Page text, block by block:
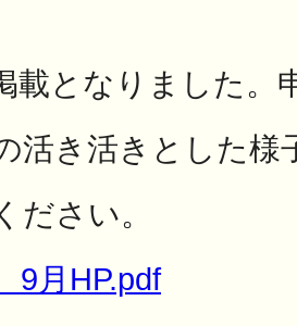
載となりました。
活き活きとした様
ださい。
月HP.pdf